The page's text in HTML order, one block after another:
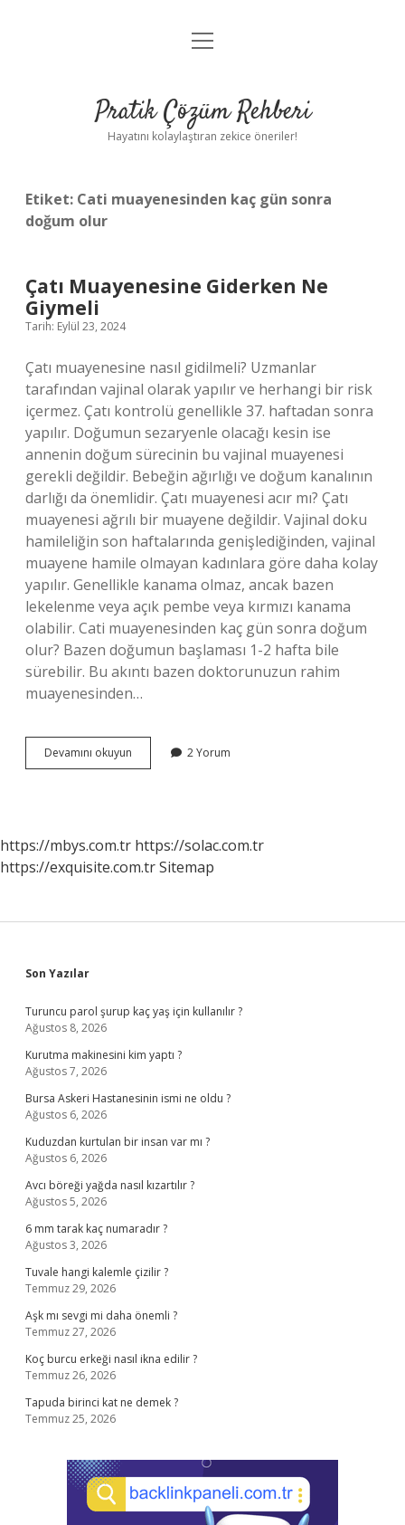
Anasayfa
Yasal Uyarı
menüyü
Pratik Çözüm Rehberi
Hayatını kolaylaştıran zekice öneriler!
Etiket: Cati muayenesinden kaç gün sonra
doğum olur
Çatı Muayenesine Giderken Ne
Giymeli
Tarih: Eylül 23, 2024
Çatı muayenesine nasıl gidilmeli? Uzmanlar
tarafından vajinal olarak yapılır ve herhangi bir risk
içermez. Çatı kontrolü genellikle 37. haftadan sonra
yapılır. Doğumun sezaryenle olacağı kesin ise
annenin doğum sürecinin bu vajinal muayenesi
gerekli değildir. Bebeğin ağırlığı ve doğum kanalının
darlığı da önemlidir. Çatı muayenesi acır mı? Çatı
muayenesi ağrılı bir muayene değildir. Vajinal doku
hamileliğin son haftalarında genişlediğinden, vajinal
muayene hamile olmayan kadınlara göre daha kolay
yapılır. Genellikle kanama olmaz, ancak bazen
lekelenme veya açık pembe veya kırmızı kanama
olabilir. Cati muayenesinden kaç gün sonra doğum
olur? Bazen doğumun başlaması 1-2 hafta bile
sürebilir. Bu akıntı bazen doktorunuzun rahim
muayenesinden…
Devamını okuyun
Muayenesine
2 Yorum
https://mbys.com.tr https://solac.com.tr
https://exquisite.com.trSitemap
Sidebar
Son Yazılar
Turuncu parol şurup kaç yaş için kullanılır ?
Ağustos 8, 2026
Kurutma makinesini kim yaptı ?
Ağustos 7, 2026
Bursa Askeri Hastanesinin ismi ne oldu ?
Ağustos 6, 2026
Kuduzdan kurtulan bir insan var mı ?
Ağustos 6, 2026
Avcı böreği yağda nasıl kızartılır ?
Ağustos 5, 2026
6 mm tarak kaç numaradır ?
Ağustos 3, 2026
Tuvale hangi kalemle çizilir ?
Temmuz 29, 2026
Aşk mı sevgi mi daha önemli ?
Temmuz 27, 2026
Koç burcu erkeği nasıl ikna edilir ?
Temmuz 26, 2026
Tapuda birinci kat ne demek ?
Temmuz 25, 2026